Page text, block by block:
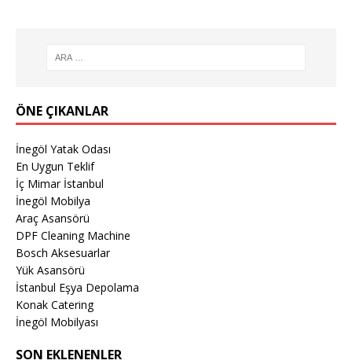
ÖNE ÇIKANLAR
İnegöl Yatak Odası
En Uygun Teklif
İç Mimar İstanbul
İnegöl Mobilya
Araç Asansörü
DPF Cleaning Machine
Bosch Aksesuarlar
Yük Asansörü
İstanbul Eşya Depolama
Konak Catering
İnegöl Mobilyası
SON EKLENENLER